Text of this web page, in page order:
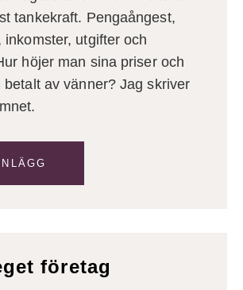
tankekraft. Pengaångest,
inkomster, utgifter och
höjer man sina priser och
betalt av vänner? Jag skriver
företag